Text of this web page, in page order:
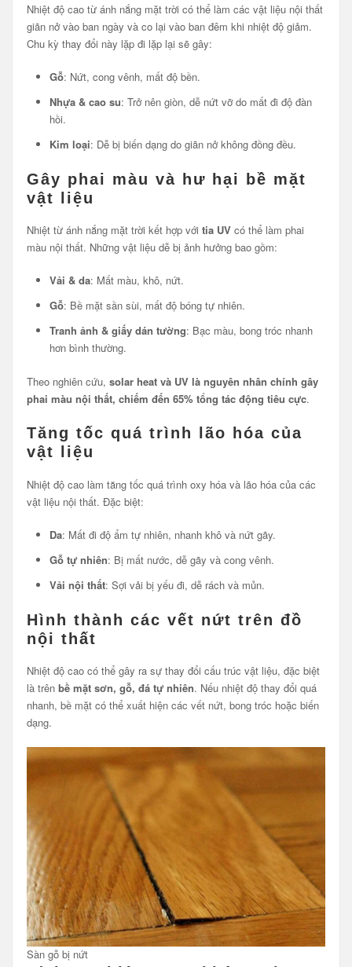
Nhiệt độ cao từ ánh nắng mặt trời có thể làm các vật liệu nội thất
giãn nở vào ban ngày và co lại vào ban đêm khi nhiệt độ giảm.
Chu kỳ thay đổi này lặp đi lặp lại sẽ gây:
Gỗ: Nứt, cong vênh, mất độ bền.
Nhựa & cao su: Trở nên giòn, dễ nứt vỡ do mất đi độ đàn
hồi.
Kim loại: Dễ bị biến dạng do giãn nở không đồng đều.
Gây phai màu và hư hại bề mặt
vật liệu
Nhiệt từ ánh nắng mặt trời kết hợp với tia UVcó thể làm phai
màu nội thất. Những vật liệu dễ bị ảnh hưởng bao gồm:
Vải & da: Mất màu, khô, nứt.
Gỗ: Bề mặt sần sùi, mất độ bóng tự nhiên.
Tranh ảnh & giấy dán tường: Bạc màu, bong tróc nhanh
hơn bình thường.
Theo nghiên cứu, solar heat và UV là nguyên nhân chính gây
phai màu nội thất, chiếm đến 65% tổng tác động tiêu cực.
Tăng tốc quá trình lão hóa của
vật liệu
Nhiệt độ cao làm tăng tốc quá trình oxy hóa và lão hóa của các
vật liệu nội thất. Đặc biệt:
Da: Mất đi độ ẩm tự nhiên, nhanh khô và nứt gãy.
Gỗ tự nhiên: Bị mất nước, dễ gãy và cong vênh.
Vải nội thất: Sợi vải bị yếu đi, dễ rách và mủn.
Hình thành các vết nứt trên đồ
nội thất
Nhiệt độ cao có thể gây ra sự thay đổi cấu trúc vật liệu, đặc biệt
là trên bề mặt sơn, gỗ, đá tự nhiên. Nếu nhiệt độ thay đổi quá
nhanh, bề mặt có thể xuất hiện các vết nứt, bong tróc hoặc biến
dạng.
Sàn gỗ bị nứt